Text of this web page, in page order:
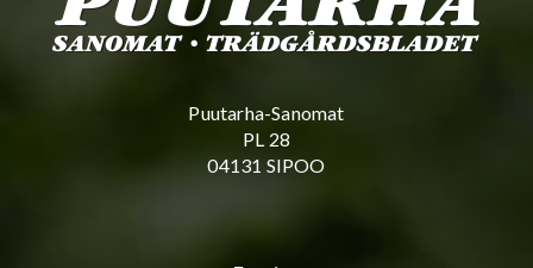
Puutarha-Sanomat
PL 28
04131 SIPOO